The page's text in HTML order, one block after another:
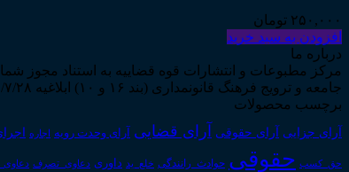
۲۵۰,۰۰۰ تومان
افزودن به سبد خرید
درباره ما
جامعه و ترویج فرهنگ قانونمداری (بند ۱۶ و ۱۰) ابلاغیه ۱۳۸۱/۷/۲۸ شروع به فعالیت نمود...
برچسب محصولات
آرای جزایی آرای حقوقی آرای قضایی آرای وحدت رویه اجاره
حق_کسب حقوقی حوادث_رانندگی خلع_ید داوری دعاوی_تصرف